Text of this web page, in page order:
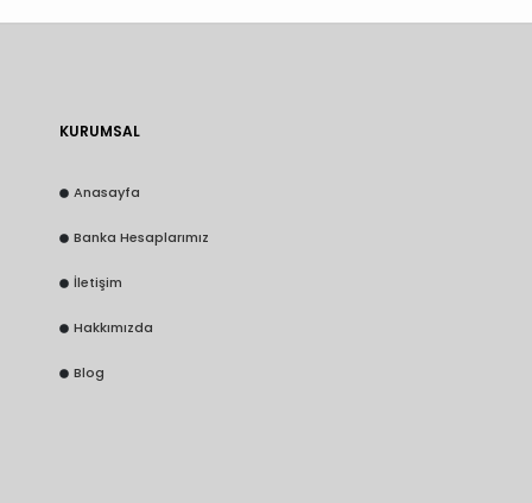
KURUMSAL
Anasayfa
Banka Hesaplarımız
İletişim
Hakkımızda
Blog